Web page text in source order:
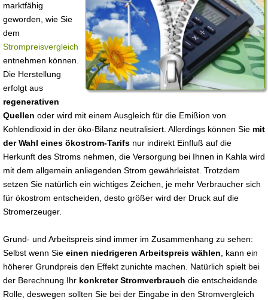
marktfähig
geworden, wie Sie
dem
Strompreisvergleich
entnehmen können.
Die Herstellung
erfolgt aus
regenerativen
Quellen oder wird mit einem Ausgleich für die Emißion von
Kohlendioxid in der öko-Bilanz neutralisiert. Allerdings können Sie mit
der Wahl eines ökostrom-Tarifs nur indirekt Einfluß auf die
Herkunft des Stroms nehmen, die Versorgung bei Ihnen in Kahla wird
mit dem allgemein anliegenden Strom gewährleistet. Trotzdem
setzen Sie natürlich ein wichtiges Zeichen, je mehr Verbraucher sich
für ökostrom entscheiden, desto größer wird der Druck auf die
Stromerzeuger.
Grund- und Arbeitspreis sind immer im Zusammenhang zu sehen:
Selbst wenn Sie einen niedrigeren Arbeitspreis wählen , kann ein
höherer Grundpreis den Effekt zunichte machen. Natürlich spielt bei
der Berechnung Ihr konkreter Stromverbrauch die entscheidende
Rolle, deswegen sollten Sie bei der Eingabe in den Stromvergleich